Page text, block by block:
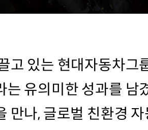
고 있는 현대자동차그
는 유의미한 성과를
만나, 글로벌 친환경